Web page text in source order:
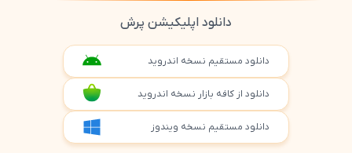
دانلود اپلیکیشن پرش
دانلود مستقیم نسخه اندروید
دانلود از کافه بازار نسخه اندروید
دانلود مستقیم نسخه ویندوز